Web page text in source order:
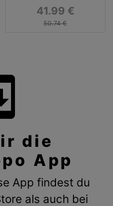
41.99 €
50.74 €
die
App
App findest du
als auch bei